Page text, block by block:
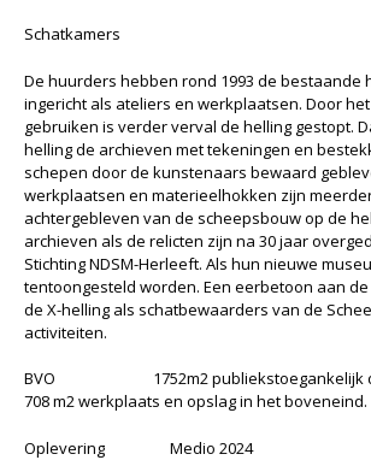
Schatkamers
De huurders hebben rond 1993 de bestaande
ingericht als ateliers en werkplaatsen. Door
gebruiken is verder verval de helling gestopt.
helling de archieven met tekeningen en
schepen door de kunstenaars bewaard
werkplaatsen en materieelhokken zijn
achtergebleven van de scheepsbouw op de
archieven als de relicten zijn na 30 jaar
Stichting NDSM-Herleeft. Als hun nieuwe
tentoongesteld worden. Een eerbetoon aan
de X-helling als schatbewaarders van de
activiteiten.
BVO 1752m2 publiekstoegankelijk
708 m2 werkplaats en opslag in het boveneind.
Oplevering Medio 2024